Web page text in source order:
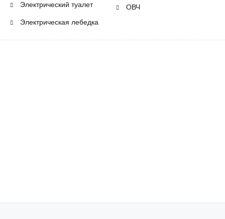
Электрический туалет
Электрическая лебедка
ОВЧ